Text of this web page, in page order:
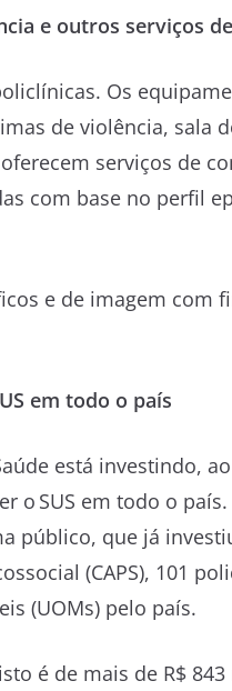
e outros serviços
Os
de violência, sala
serviços de
com base no perfil
e de imagem com
em todo o país
está investindo,
o SUS em todo o
público, que já
(CAPS), 101
(UOMs) pelo país.
é de mais de R$